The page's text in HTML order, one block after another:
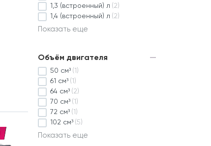
1,3 (встроенный) л (2)
1,4 (встроенный) л (2)
Показать еще
Объём двигателя
50 см³ (1)
61 см³ (1)
64 см³ (2)
70 см³ (1)
72 см³ (1)
102 см³ (5)
Показать еще